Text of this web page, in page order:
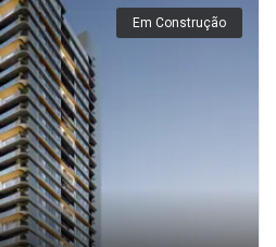
Em Construção